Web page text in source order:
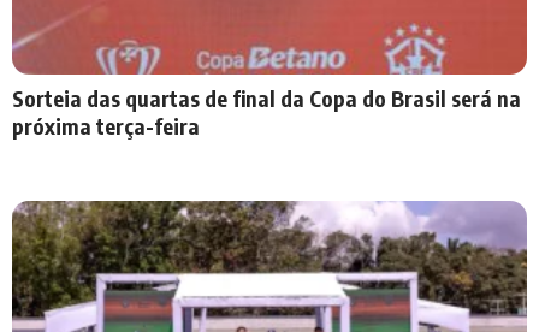
Sorteia das quartas de final da Copa do Brasil será na
próxima terça-feira